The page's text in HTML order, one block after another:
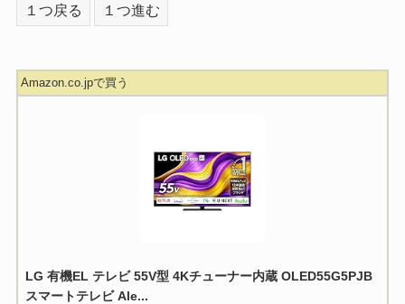
１つ戻る １つ進む
Amazon.co.jpで買う
LG 有機EL テレビ 55V型 4Kチューナー内蔵 OLED55G5PJB
スマートテレビ Ale...